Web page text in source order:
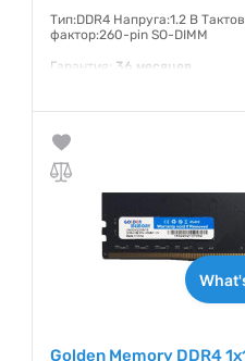
Тип:DDR4 Напруга:1.2 В
фактор:260-pin SO-DIMM
Гарантия: 36 месяцев
Golden Memory DDR4